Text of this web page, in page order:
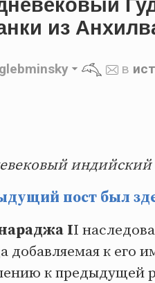
из
glebminsky в
пост был
II
добавляемая к его
к предыдущей